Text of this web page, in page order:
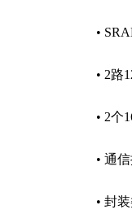
•
• 2路
• 2个
• 通
• 封